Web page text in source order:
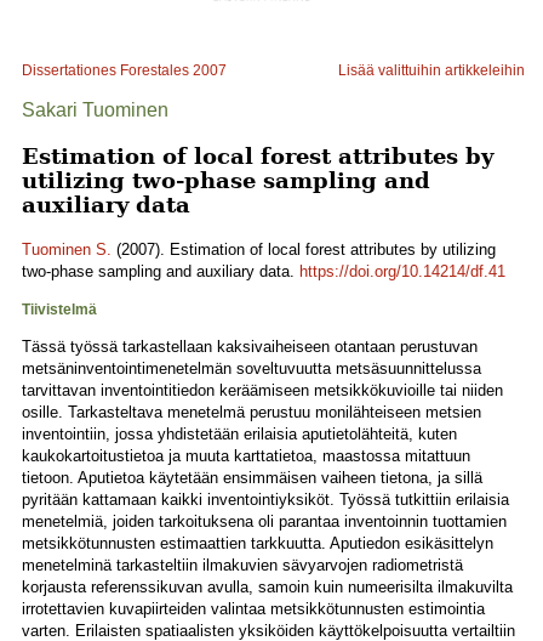
Dissertationes Forestales 2007 Lisää valittuihin artikkeleihin
Sakari Tuominen
Estimation of local forest attributes by
utilizing two-phase sampling and
auxiliary data
Tuominen S. (2007). Estimation of local forest attributes by utilizing
two-phase sampling and auxiliary data. https://doi.org/10.14214/df.41
Tiivistelmä
Tässä työssä tarkastellaan kaksivaiheiseen otantaan perustuvan
metsäninventointimenetelmän soveltuvuutta metsäsuunnittelussa
tarvittavan inventointitiedon keräämiseen metsikkökuvioille tai niiden
osille. Tarkasteltava menetelmä perustuu monilähteiseen metsien
inventointiin, jossa yhdistetään erilaisia aputietolähteitä, kuten
kaukokartoitustietoa ja muuta karttatietoa, maastossa mitattuun
tietoon. Aputietoa käytetään ensimmäisen vaiheen tietona, ja sillä
pyritään kattamaan kaikki inventointiyksiköt. Työssä tutkittiin erilaisia
menetelmiä, joiden tarkoituksena oli parantaa inventoinnin tuottamien
metsikkötunnusten estimaattien tarkkuutta. Aputiedon esikäsittelyn
menetelminä tarkasteltiin ilmakuvien sävyarvojen radiometristä
korjausta referenssikuvan avulla, samoin kuin numeerisilta ilmakuvilta
irrotettavien kuvapiirteiden valintaa metsikkötunnusten estimointia
varten. Erilaisten spatiaalisten yksiköiden käyttökelpoisuutta vertailtiin